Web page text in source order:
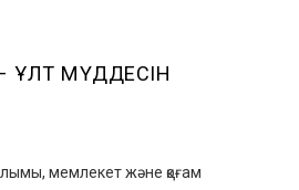
ҰЛТ МҮДДЕСІН
мемлекет және қоғам